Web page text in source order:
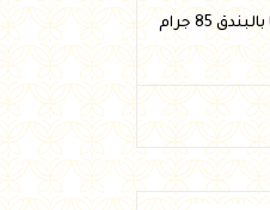
شيكولاتة دارك استيفيا بالبندق 85 جرام